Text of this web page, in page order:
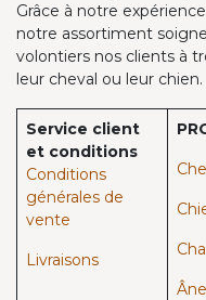
Grâce à notre
notre assortiment
volontiers nos clients à
leur cheval ou leur chien.
Service client
et conditions
Conditions
générales de
vente
Livraisons